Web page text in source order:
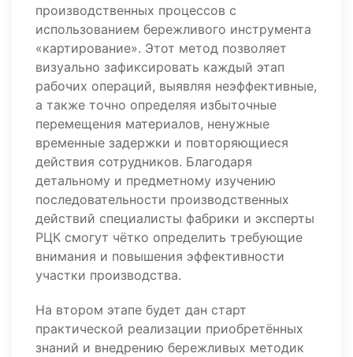
производственных процессов с
использованием бережливого инструмента
«картирование». Этот метод позволяет
визуально зафиксировать каждый этап
рабочих операций, выявляя неэффективные,
а также точно определяя избыточные
перемещения материалов, ненужные
временные задержки и повторяющиеся
действия сотрудников. Благодаря
детальному и предметному изучению
последовательности производственных
действий специалисты фабрики и эксперты
РЦК смогут чётко определить требующие
внимания и повышения эффективности
участки производства.
На втором этапе будет дан старт
практической реализации приобретённых
знаний и внедрению бережливых методик